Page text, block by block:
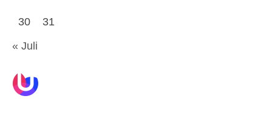
30
31
« Juli